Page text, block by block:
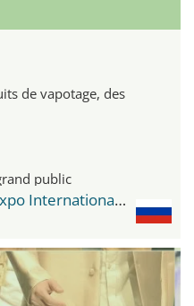
de vapotage, des
public
Crocus Expo - IEC Crocus Expo International Exhibition Centre